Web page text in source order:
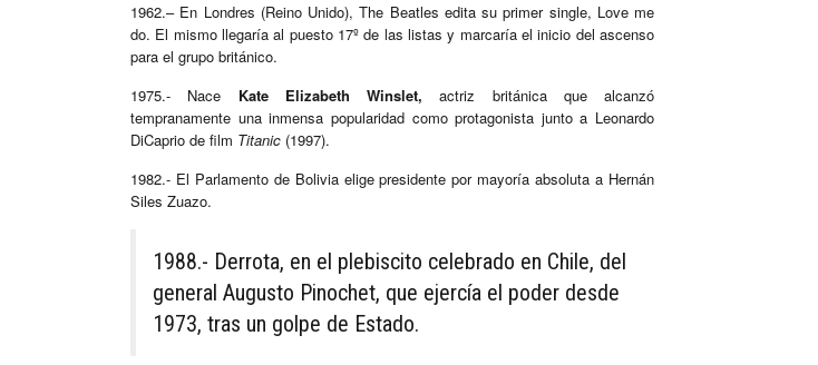
1962.– En Londres (Reino Unido), The Beatles edita su primer single, Love me
do. El mismo llegaría al puesto 17º de las listas y marcaría el inicio del ascenso
para el grupo británico.
1975.- Nace Kate Elizabeth Winslet, actriz británica que alcanzó
tempranamente una inmensa popularidad como protagonista junto a Leonardo
DiCaprio de film Titanic (1997).
1982.- El Parlamento de Bolivia elige presidente por mayoría absoluta a Hernán
Siles Zuazo.
1988.- Derrota, en el plebiscito celebrado en Chile, del
general Augusto Pinochet, que ejercía el poder desde
1973, tras un golpe de Estado.